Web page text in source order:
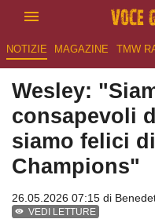
NOTIZIE MAGAZINE TMW
Wesley:
consapevoli
siamo felici
Champions"
26.05.2026 07:15 di
VEDI LETTURE